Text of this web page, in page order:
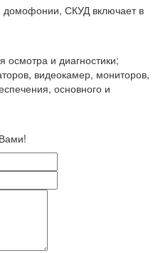
домофонии, СКУД включает в
осмотра и диагностики;
видеокамер, мониторов,
основного и